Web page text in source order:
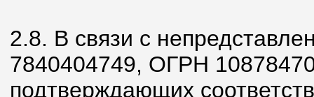
2.8. В связи с
7840404749, ОГРН
подтверждающих